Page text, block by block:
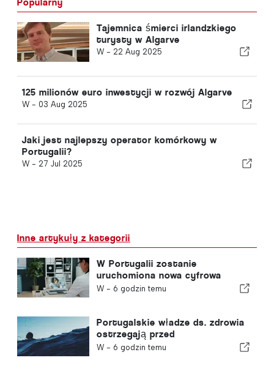
Tajemnica śmierci irlandzkiego
turysty w Algarve
W - 22 Aug 2025
125 milionów euro inwestycji w rozwój Algarve
W - 03 Aug 2025
Jaki jest najlepszy operator komórkowy w
Portugalii?
W - 27 Jul 2025
Inne artykuły z kategorii
W Portugalii zostanie
uruchomiona nowa cyfrowa
platforma opieki zdrowotnej
W - 6 godzin temu
Portugalskie władze ds. zdrowia
ostrzegają przed
niebezpieczeństwem utonięcia
W - 6 godzin temu